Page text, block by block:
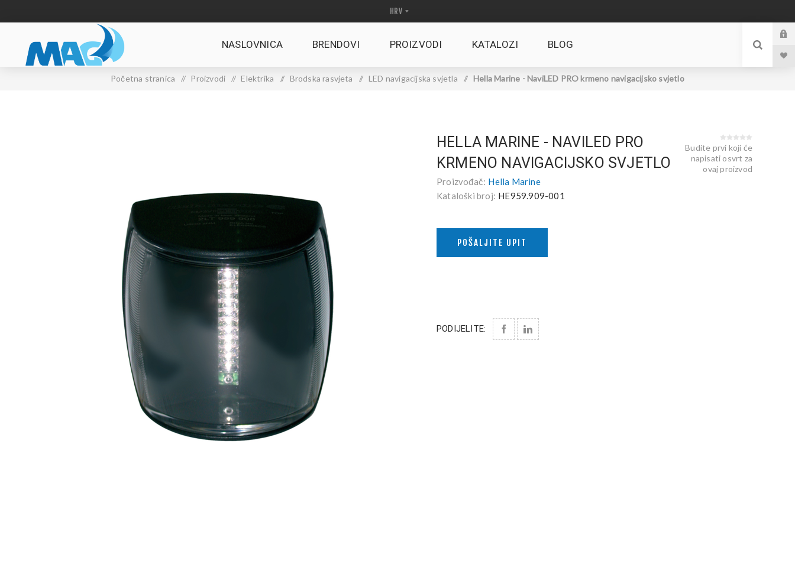
NASLOVNICA BRENDOVI PROIZVODI KATALOZI BLOG
Početna stranica / Proizvodi / Elektrika / Brodska rasvjeta / LED navigacijska svjetla / Hella Marine - NaviLED PRO krmeno navigacijsko svjetlo
HELLA MARINE - NAVILED PRO
KRMENO NAVIGACIJSKO SVJETLO
Proizvođač: Hella Marine
Kataloški broj: HE959.909-001
Budite prvi koji će
napisati osvrt za
ovaj proizvod
POŠALJITE UPIT
PODIJELITE: